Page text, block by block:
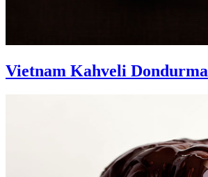
Vietnam Kahveli Dondurma